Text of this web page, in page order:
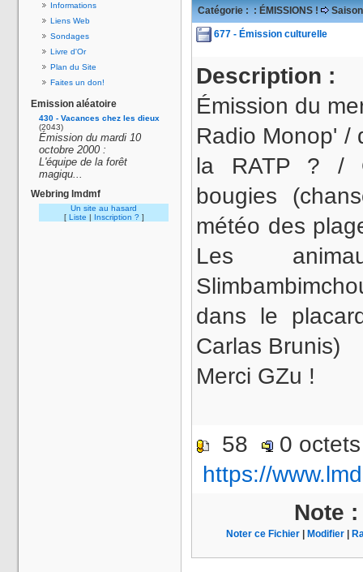
Informations
Liens Web
Sondages
Livre d'Or
Plan du Site
Faites un don!
Emission aléatoire
430 - Vacances chez les dieux
(2043)
Émission du mardi 10
octobre 2000 :
L'équipe de la forêt
magiqu...
Webring lmdmf
Un site au hasard
[ Liste | Inscription ? ]
Catégorie : : ÉMISSIONS !
677 - Émission culturelle
Description :
Émission du
Radio Monop' /
la RATP ? /
bougies
météo des
Les
dans le
Carlas Brunis)
Merci GZu !
58
0
https://
Note
Noter ce Fichier Modifier